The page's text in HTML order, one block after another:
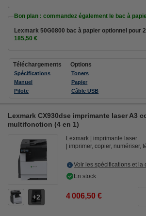
Bon plan : commandez également le bac à
Lexmark 50G0800 bac à papier optionnel pour
185,50 €
Téléchargements
Spécifications
Manuel
Pilote
Options
Toners
Papier
Câble USB
Lexmark CX930dse imprimante laser A3
multifonction (4 en 1)
2
Lexmark
imprimante laser
imprimer, copier, numériser,
Voir les spécifications et la
En stock
4 006,50 €